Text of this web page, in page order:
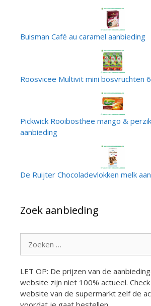
Buisman Café au caramel aanbieding
Roosvicee Multivit mini bosvruchten
Pickwick Rooibosthee mango &
aanbieding
De Ruijter Chocoladevlokken melk
Zoek aanbieding
naar:
LET OP: De prijzen van de
website zijn niet 100% actueel.
website van de supermarkt zelf de